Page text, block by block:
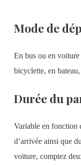
Mode de
En bus ou en
bicyclette, en
Durée du
Variable en fonction
d’arrivée ainsi que
voiture, comptez